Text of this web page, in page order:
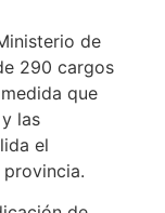
de
290 cargos
que
las
el